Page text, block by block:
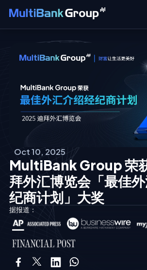
Oct 10, 2025
MultiBank Group 荣
拜外汇博览会「最佳
纪商计划」大奖
据报道：